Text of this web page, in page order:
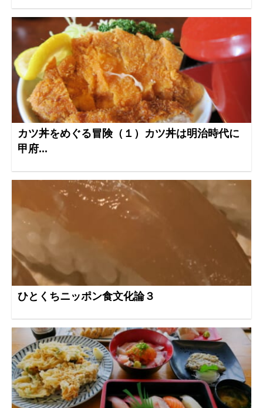
カツ丼をめぐる冒険（１）カツ丼は明治時代に
甲府...
ひとくちニッポン食文化論３